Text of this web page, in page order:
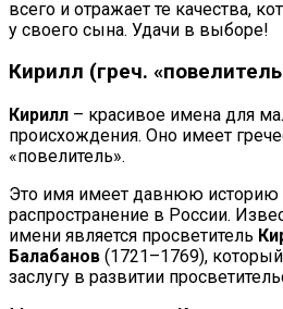
всего и отражает те качества,
у своего сына. Удачи в выборе!
Кирилл (греч.
Кирилл – красивое имена для
происхождения. Оно имеет
«повелитель».
Это имя имеет давнюю
распространение в России.
имени является просветитель
Балабанов (1721–1769),
заслугу в развитии